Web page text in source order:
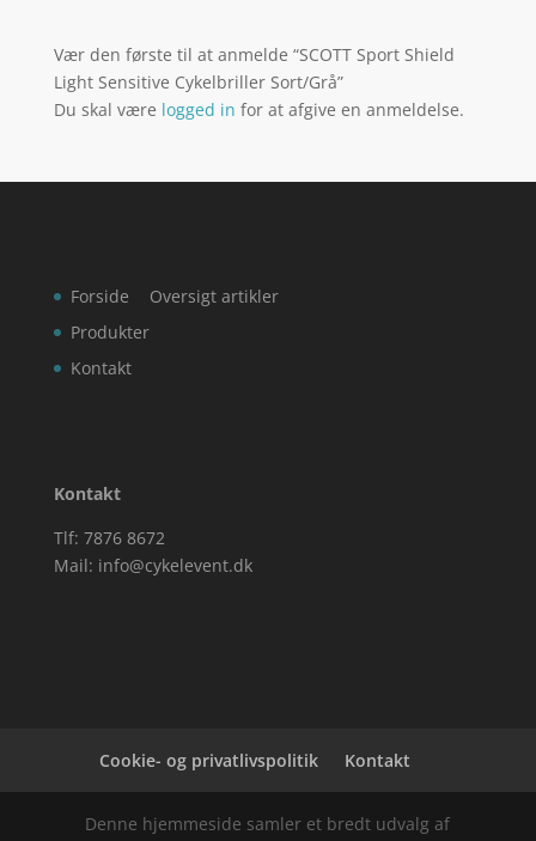
Vær den første til at anmelde “SCOTT Sport Shield
Light Sensitive Cykelbriller Sort/Grå”
Du skal være logged in for at afgive en anmeldelse.
Forside
Produkter
Kontakt
Oversigt artikler
Kontakt
Tlf: 7876 8672
Mail: info@cykelevent.dk
Cookie- og privatlivspolitik Kontakt
Denne hjemmeside samler et bredt udvalg af